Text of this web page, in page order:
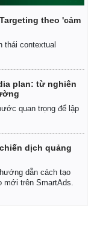
theo 'cảm
thái contextual
plan: từ nghiên
quan trọng để lập
dịch quảng
dẫn cách tạo
mới trên SmartAds.